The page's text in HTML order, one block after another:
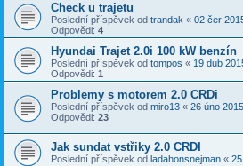
Check u trajetu
Poslední příspěvek od trandak « 02 čer
Odpovědi: 4
Hyundai Trajet 2.0i 100 kW benzín
Poslední příspěvek od tompos « 19 dub
Odpovědi: 1
Problemy s motorem 2.0 CRDi
Poslední příspěvek od miro13 « 26 úno
Odpovědi: 23
Jak sundat vstřiky 2.0 CRDI
Poslední příspěvek od ladahonsnejman «